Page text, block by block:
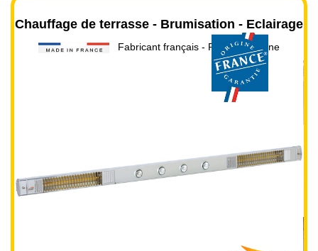
Chauffage de terrasse - Brumisation - Eclairage
Fabricant français - Prix direct usine